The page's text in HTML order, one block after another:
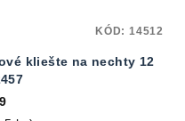
kliešte na nechty 12
KÓD: 14512